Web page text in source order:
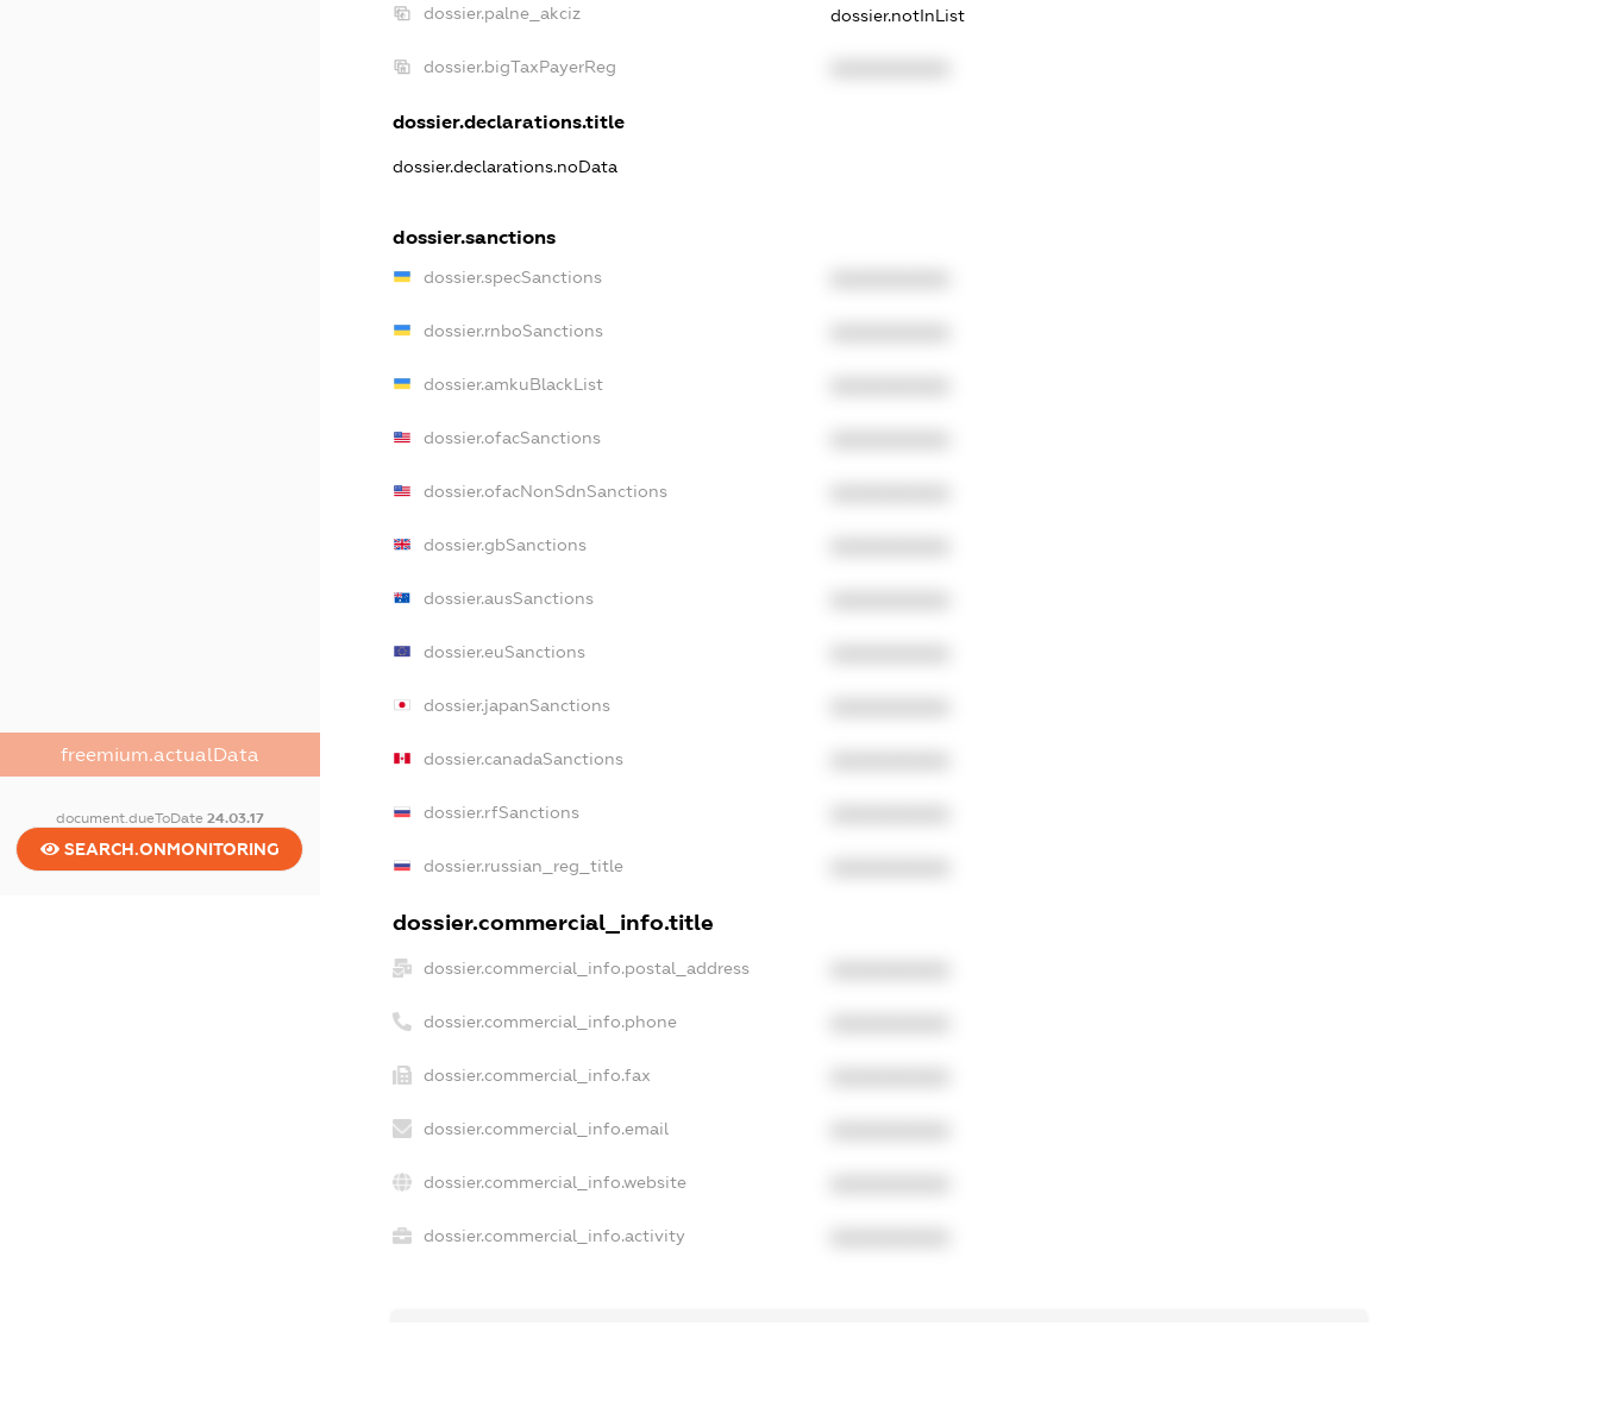
freemium.actualData
document.dueToDate 24.03.17
SEARCH.ONMONITORING
dossier.palne_akciz dossier.notInList
dossier.bigTaxPayerReg
dossier.declarations.title
dossier.declarations.noData
dossier.sanctions
dossier.specSanctions
dossier.rnboSanctions
dossier.amkuBlackList
dossier.ofacSanctions
dossier.ofacNonSdnSanctions
dossier.gbSanctions
dossier.ausSanctions
dossier.euSanctions
dossier.japanSanctions
dossier.canadaSanctions
dossier.rfSanctions
dossier.russian_reg_title
dossier.commercial_info.title
dossier.commercial_info.postal_address
dossier.commercial_info.phone
dossier.commercial_info.fax
dossier.commercial_info.email
dossier.commercial_info.website
dossier.commercial_info.activity